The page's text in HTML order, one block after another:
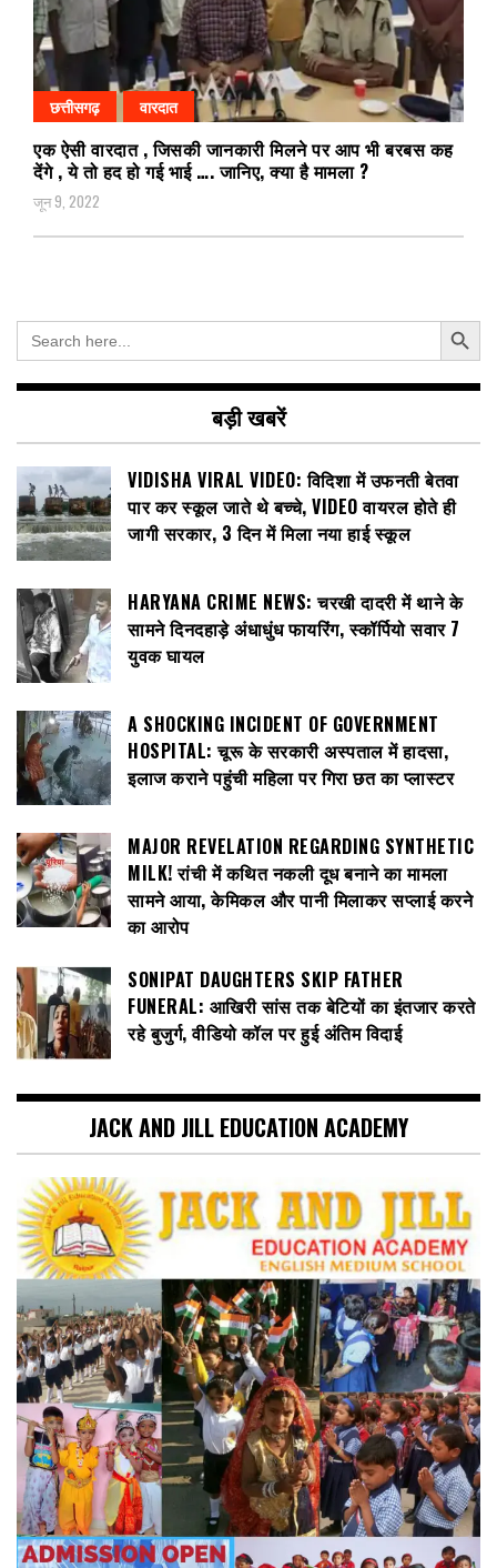
छत्तीसगढ़ वारदात
एक ऐसी वारदात , जिसकी जानकारी मिलने पर आप भी बरबस कह
देंगे , ये तो हद हो गई भाई …. जानिए, क्या है मामला ?
जून 9, 2022
Search
for:
Search Button
बड़ी खबरें
VIDISHA VIRAL VIDEO: विदिशा में उफनती बेतवा
पार कर स्कूल जाते थे बच्चे, VIDEO वायरल होते ही
जागी सरकार, 3 दिन में मिला नया हाई स्कूल
HARYANA CRIME NEWS: चरखी दादरी में थाने के
सामने दिनदहाड़े अंधाधुंध फायरिंग, स्कॉर्पियो सवार 7
युवक घायल
A SHOCKING INCIDENT OF GOVERNMENT
HOSPITAL: चूरू के सरकारी अस्पताल में हादसा,
इलाज कराने पहुंची महिला पर गिरा छत का प्लास्टर
MAJOR REVELATION REGARDING SYNTHETIC
MILK! रांची में कथित नकली दूध बनाने का मामला
सामने आया, केमिकल और पानी मिलाकर सप्लाई करने
का आरोप
SONIPAT DAUGHTERS SKIP FATHER
FUNERAL: आखिरी सांस तक बेटियों का इंतजार करते
रहे बुजुर्ग, वीडियो कॉल पर हुई अंतिम विदाई
JACK AND JILL EDUCATION ACADEMY